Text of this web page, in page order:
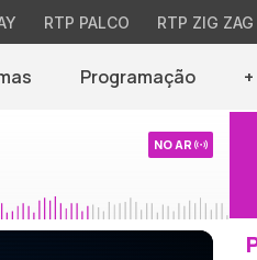
RTP PALCO RTP ZIG ZAG
Programação
NO AR